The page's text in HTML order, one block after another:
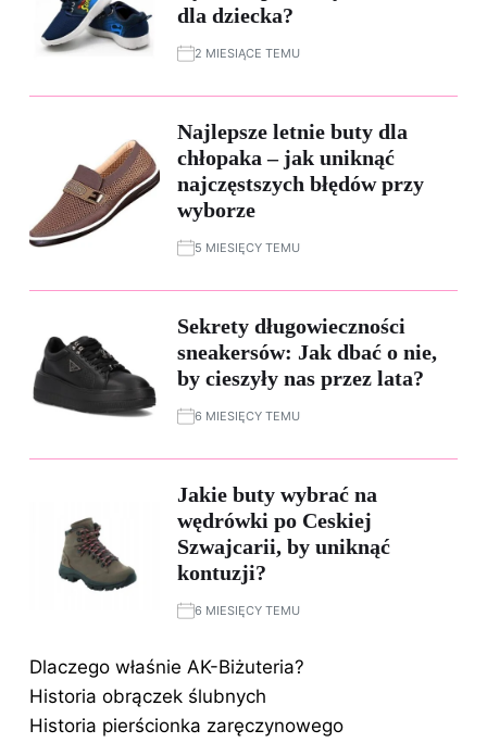
dla dziecka?
2 MIESIĄCE TEMU
Najlepsze letnie buty dla
chłopaka – jak uniknąć
najczęstszych błędów przy
wyborze
5 MIESIĘCY TEMU
Sekrety długowieczności
sneakersów: Jak dbać o nie,
by cieszyły nas przez lata?
6 MIESIĘCY TEMU
Jakie buty wybrać na
wędrówki po Ceskiej
Szwajcarii, by uniknąć
kontuzji?
6 MIESIĘCY TEMU
Dlaczego właśnie AK-Biżuteria?
Historia obrączek ślubnych
Historia pierścionka zaręczynowego